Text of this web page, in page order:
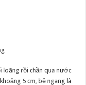
loãng rồi chần qua nước
5 cm, bề ngang là